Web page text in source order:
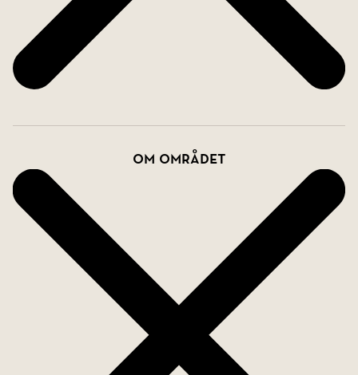
Om området